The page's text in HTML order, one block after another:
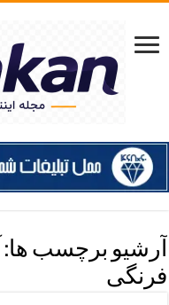
آرشیو برچسب ها:
فرنگی